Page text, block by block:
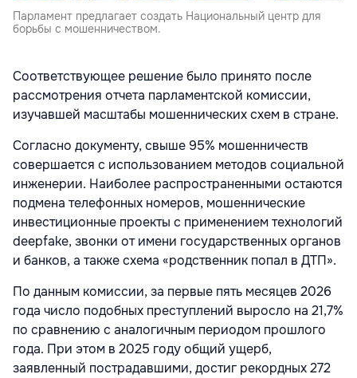
Парламент предлагает создать Национальный центр для
борьбы с мошенничеством.
Соответствующее решение было принято после
рассмотрения отчета парламентской комиссии,
изучавшей масштабы мошеннических схем в стране.
Согласно документу, свыше 95% мошенничеств
совершается с использованием методов социальной
инженерии. Наиболее распространенными остаются
подмена телефонных номеров, мошеннические
инвестиционные проекты с применением технологий
deepfake, звонки от имени государственных органов
и банков, а также схема «родственник попал в ДТП».
По данным комиссии, за первые пять месяцев 2026
года число подобных преступлений выросло на 21,7%
по сравнению с аналогичным периодом прошлого
года. При этом в 2025 году общий ущерб,
заявленный пострадавшими, достиг рекордных 272